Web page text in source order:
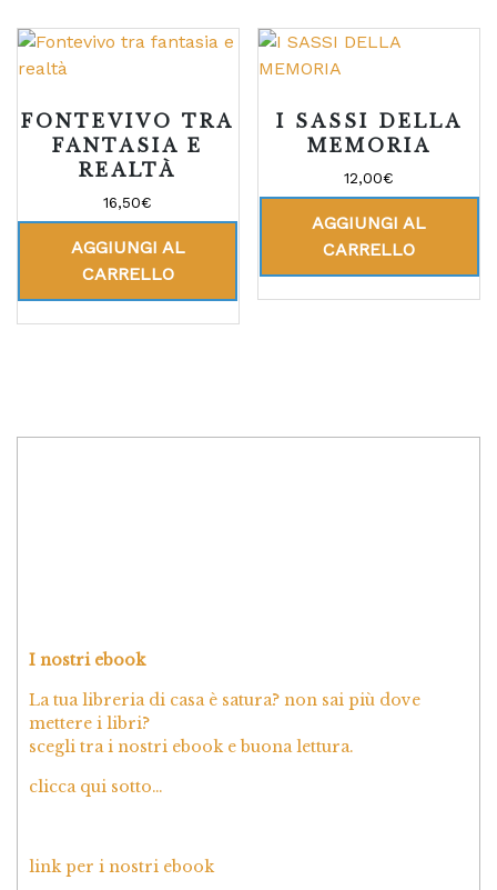
FONTEVIVO TRA
FANTASIA E
REALTÀ
16,50€
AGGIUNGI AL
CARRELLO
I SASSI DELLA
MEMORIA
12,00€
AGGIUNGI AL
CARRELLO
I nostri ebook
La tua libreria di casa è satura? non sai più dove
mettere i libri?
scegli tra i nostri ebook e buona lettura.
clicca qui sotto…
link per i nostri ebook